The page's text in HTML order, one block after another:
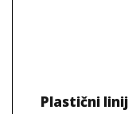
Plastični